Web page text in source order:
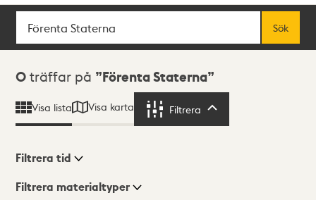
Sök
Sök
Sökresultat
0 träffar på Förenta Staterna
Visa lista Visa karta Filtrera
Visningsläge
Filtrera tid
Filtrera materialtyper